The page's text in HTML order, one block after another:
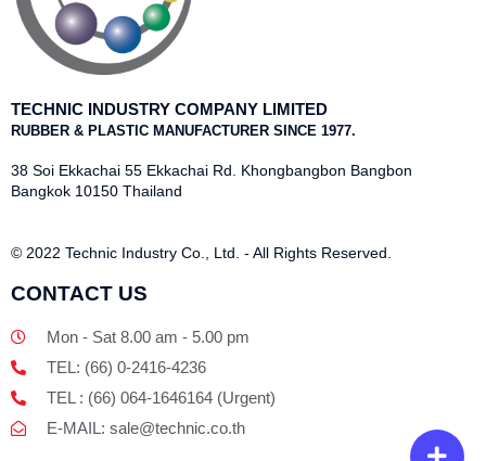
TECHNIC INDUSTRY COMPANY LIMITED
RUBBER & PLASTIC MANUFACTURER SINCE 1977.
38 Soi Ekkachai 55 Ekkachai Rd. Khongbangbon Bangbon
Bangkok 10150 Thailand
© 2022 Technic Industry Co., Ltd. - All Rights Reserved.
CONTACT US
Mon - Sat 8.00 am - 5.00 pm
TEL: (66) 0-2416-4236
TEL : (66) 064-1646164 (Urgent)
E-MAIL: sale@technic.co.th